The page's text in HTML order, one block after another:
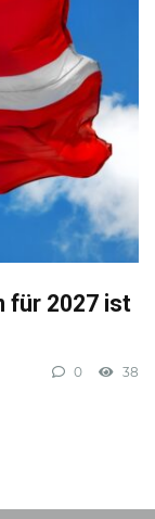
für 2027 ist
0 38